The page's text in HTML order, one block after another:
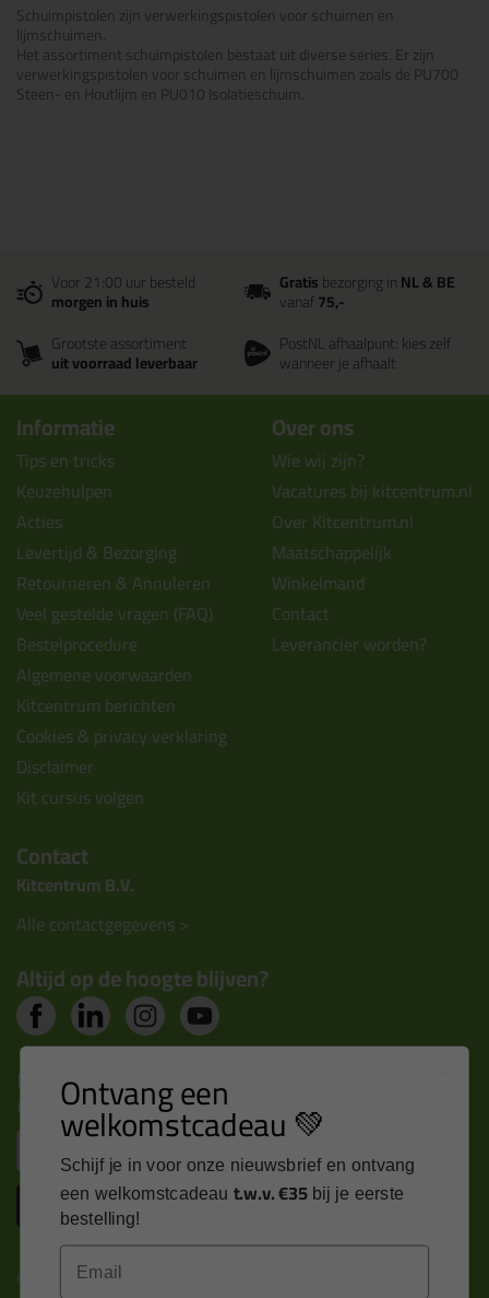
Schuimpistolen zijn verwerkingspistolen voor schuimen en
lijmschuimen.
Het assortiment schuimpistolen bestaat uit diverse series. Er zijn
verwerkingspistolen voor schuimen en lijmschuimen zoals de PU700
Steen- en Houtlijm en PU010 Isolatieschuim.
Voor 21:00 uur besteld
morgen in huis
Gratisbezorging inNL & BE
vanaf75,-
Grootste assortiment
uit voorraad leverbaar
PostNL afhaalpunt: kies zelf
wanneer je afhaalt
Informatie
Tips en tricks
Keuzehulpen
Acties
Levertijd & Bezorging
Retourneren & Annuleren
Veel gestelde vragen (FAQ)
Bestelprocedure
Algemene voorwaarden
Kitcentrum berichten
Cookies & privacy verklaring
Disclaimer
Kit cursus volgen
Over ons
Wie wij zijn?
Vacatures bij kitcentrum.nl
Over Kitcentrum.nl
Maatschappelijk
Winkelmand
Contact
Leverancier worden?
Contact
Kitcentrum B.V.
Alle contactgegevens >
Altijd op de hoogte blijven?
Nieuws, tips en exclusieve deals rechtstreeks in je
inbox
Inschrijven
Kitcentrum is trots op:
Ontvang een
welkomstcadeau 💚
Schijf je in voor onze nieuwsbrief en ontvang
een welkomstcadeau t.w.v. €35 bij je eerste
bestelling!
Email